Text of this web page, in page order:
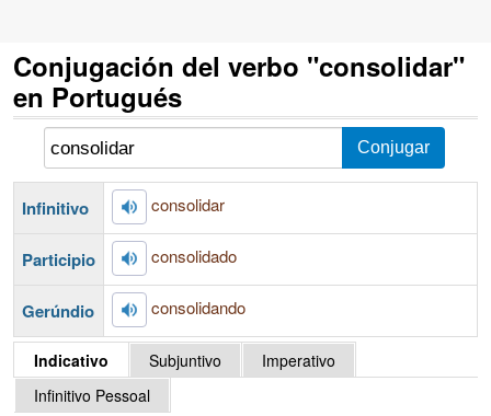
Conjugación del verbo "consolidar"
en Portugués
Infinitivo consolidar
Participio consolidado
Gerúndio consolidando
Indicativo Subjuntivo
Imperativo
Infinitivo Pessoal